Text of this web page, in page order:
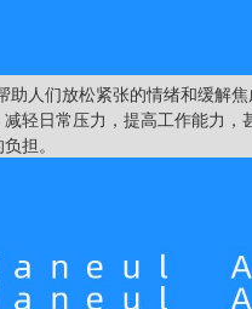
助人们放松紧张的情绪和缓解
轻日常压力，提高工作能力，
担。